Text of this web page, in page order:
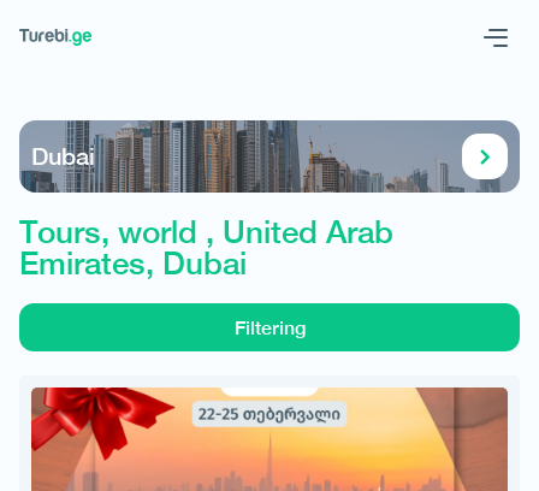
Dubai
Tours, world , United Arab
Emirates, Dubai
Filtering